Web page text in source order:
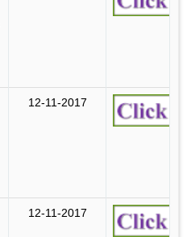
12-11-2017
12-11-2017